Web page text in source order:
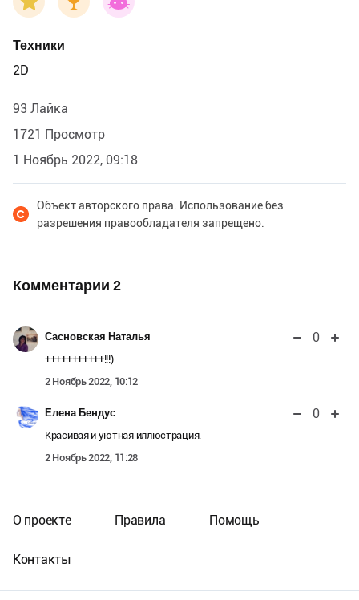
Техники
2D
93 Лайка
1721 Просмотр
1 Ноябрь 2022, 09:18
Объект авторского права. Использование без
разрешения правообладателя запрещено.
Комментарии 2
Сасновская Наталья 0
+++++++++++!!!)
2 Ноябрь 2022, 10:12
Елена Бендус 0
Красивая и уютная иллюстрация.
2 Ноябрь 2022, 11:28
О проекте Правила Помощь
Контакты